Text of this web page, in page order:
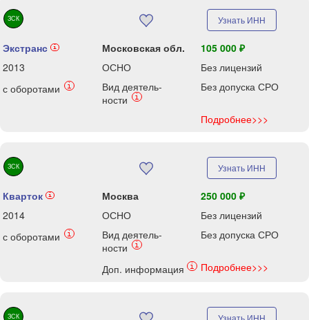
ЗСК Узнать ИНН
Экстранс i Московская обл.
105 000 ₽
2013
ОСНО
Без лицензий
с оборотами
i
Вид деятель-
ности
i
Без допуска СРО
Подробнее>>>
ЗСК Узнать ИНН
Кварток i Москва
250 000 ₽
2014
ОСНО
Без лицензий
с оборотами
i
Вид деятель-
ности
i
Без допуска СРО
Доп. информация i Подробнее>>>
ЗСК